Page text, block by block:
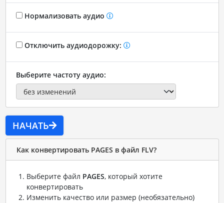
Нормализовать аудио
Отключить аудиодорожку:
Выберите частоту аудио:
НАЧАТЬ
Как конвертировать PAGES в файл FLV?
Выберите файл PAGES, который хотите
конвертировать
Изменить качество или размер (необязательно)